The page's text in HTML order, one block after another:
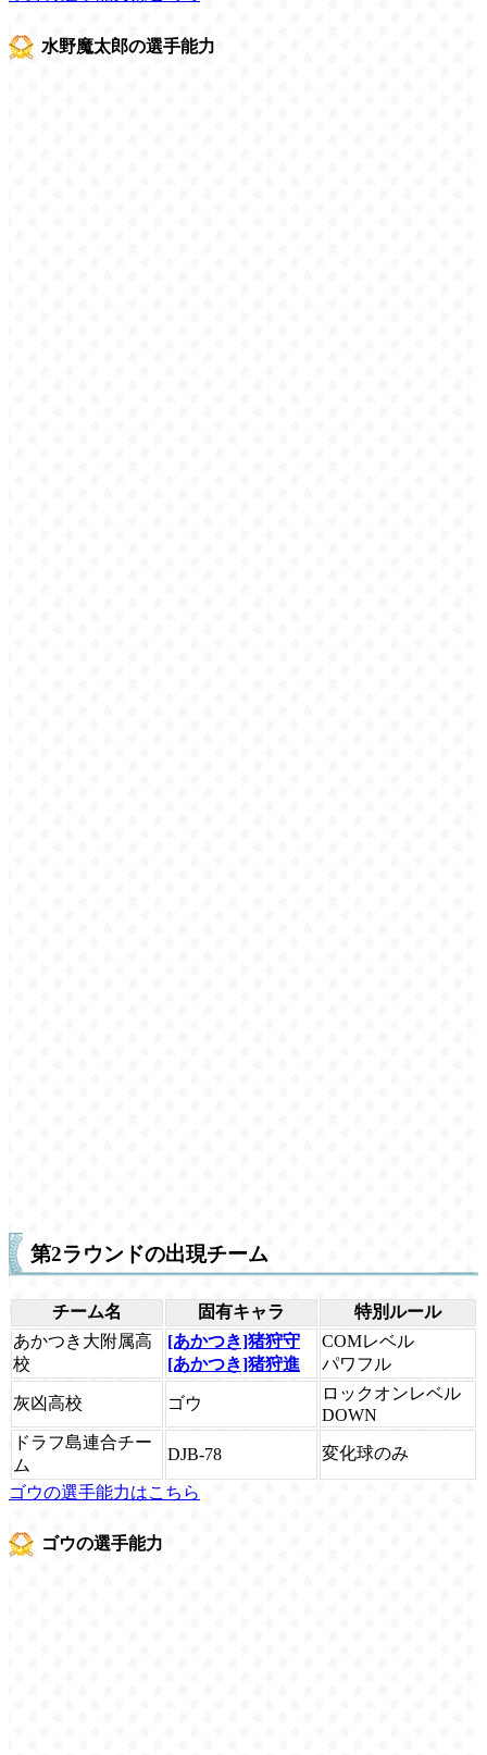
水野魔太郎の選手能力
第2ラウンドの出現チーム
チーム名 固有キャラ
特別ルール
あかつき大附属高
校
[あかつき]猪狩守
[あかつき]猪狩進
COMレベル
パワフル
灰凶高校 ゴウ
ロックオンレベル
DOWN
ドラフ島連合チー
ム
DJB-78 変化球のみ
ゴウの選手能力はこちら
ゴウの選手能力